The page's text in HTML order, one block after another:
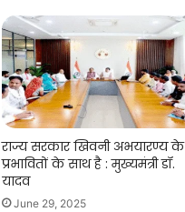
राज्य सरकार खिवनी अभयारण्य के
प्रभावितों के साथ है : मुख्यमंत्री डॉ.
यादव
June 29, 2025